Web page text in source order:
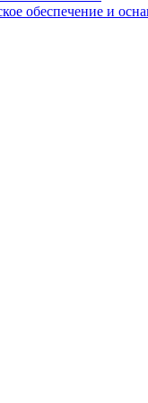
обеспечение и